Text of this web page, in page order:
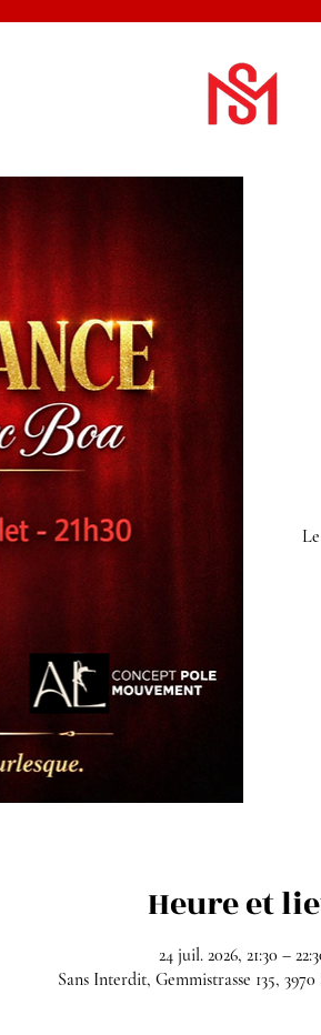
Heure et
24 juil. 2026, 21:30 –
Sans Interdit, Gemmistrasse 135, 3970